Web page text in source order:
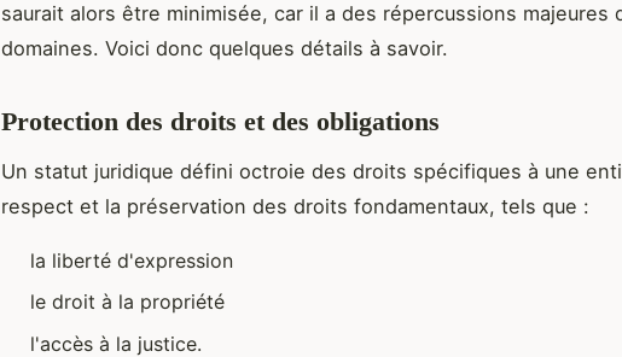
saurait alors être minimisée, car il a des répercussions majeures
domaines. Voici donc quelques détails à savoir.
Protection des droits et des obligations
Un statut juridique défini octroie des droits spécifiques à une
respect et la préservation des droits fondamentaux, tels que :
la liberté d'expression
le droit à la propriété
l'accès à la justice.